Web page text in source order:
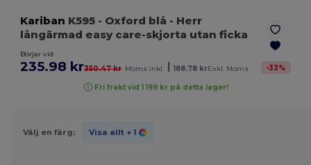
Kariban K595 - Oxford blå - Herr
långärmad easy care-skjorta utan ficka
Börjar vid
235.98 kr350.47 kr Moms inkl. 188.78 krExkl. Moms -33%
Fri frakt vid 1 199 kr på detta lager!
Välj en färg: Visa allt + 1